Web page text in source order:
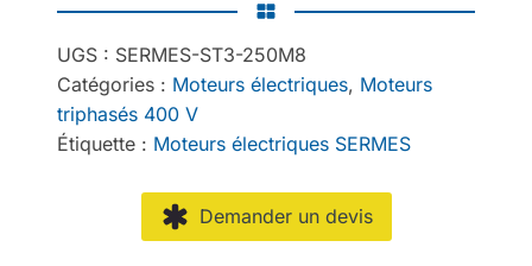
UGS : SERMES-ST3-250M8
Catégories : Moteurs électriques, Moteurs
triphasés 400 V
Étiquette : Moteurs électriques SERMES
Demander un devis